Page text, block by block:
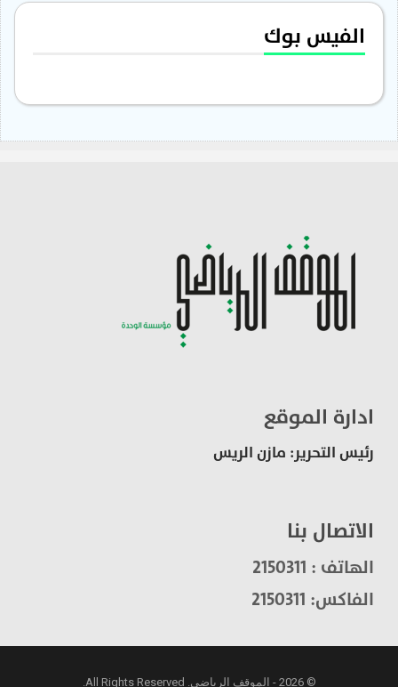
الفيس بوك
ادارة الموقع
رئيس التحرير: مازن الريس
الاتصال بنا
الهاتف : 2150311
الفاكس: 2150311
© 2026 - الموقف الرياضي. All Rights Reserved.